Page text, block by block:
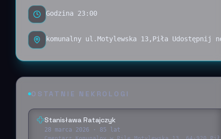
Godzina 23:00
komunalny ul.Motylewska 13,Piła
OSTATNIE NEKROLOGI
Stanisława Ratajczyk
28 marca 2026 · 85 lat